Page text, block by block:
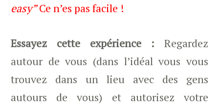
easy”Ce n’es pas facile !
Essayez cette expérience : Regardez
autour de vous (dans l’idéal vous vous
trouvez dans un lieu avec des gens
autours de vous) et autorisez votre